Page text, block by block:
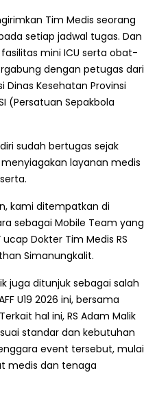
Tim Medis seorang
setiap jadwal tugas. Dan
mini ICU serta obat-
dengan petugas dari
Dinas Kesehatan Provinsi
(Persatuan Sepakbola
sudah bertugas sejak
layanan medis
kami ditempatkan di
sebagai Mobile Team yang
Dokter Tim Medis RS
Simanungkalit.
juga ditunjuk sebagai salah
U19 2026 ini, bersama
hal ini, RS Adam Malik
standar dan kebutuhan
event tersebut, mulai
medis dan tenaga